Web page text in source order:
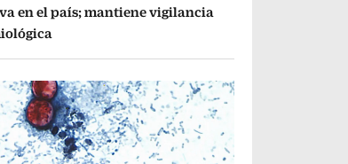
en el país; mantiene vigilancia